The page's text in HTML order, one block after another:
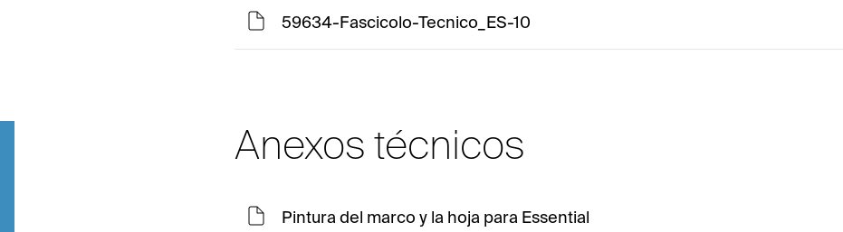
59634-Fascicolo-Tecnico_ES-10
Anexos técnicos
Pintura del marco y la hoja para Essential